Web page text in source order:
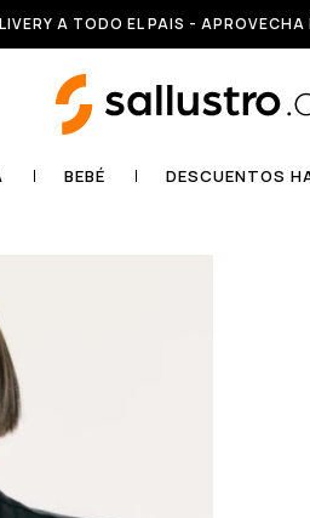
A TODO EL PAIS -
BEBÉ DESCUENTOS